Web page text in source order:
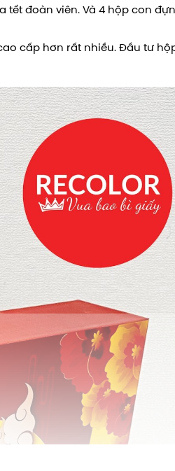
đoàn viên. Và 4 hộp con
cấp hơn rất nhiều. Đầu tư